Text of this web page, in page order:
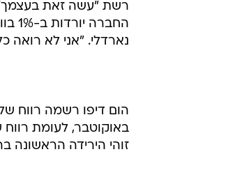
נארדלי. "אני לא רואה כל
זוהי הירידה הראשונה